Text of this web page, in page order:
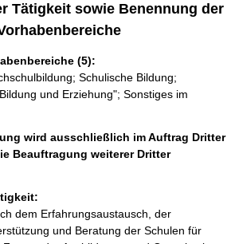
Tätigkeit sowie Benennung der
(5):
Schulische Bildung;
und Erziehung"; Sonstiges im
wird ausschließlich im Auftrag Dritter
Beauftragung weiterer Dritter
dem Erfahrungsaustausch, der
und Beratung der Schulen für